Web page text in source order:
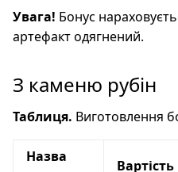
Увага! Бонус
артефакт одягнений.
З каменю рубін
Таблиця. Виготовлення
Назва
Вартість